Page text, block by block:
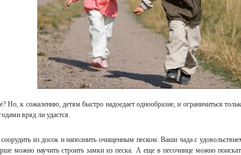
Но, к сожалению, детям быстро надоедает однообразие, и ограничиться
вряд ли удастся.
из досок и наполнить очищенным песком. Ваши чада с
можно научить строить замки из песка. А еще в песочнице можно